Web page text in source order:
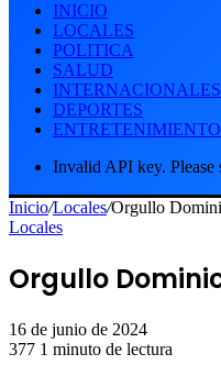
INICIO
LOCALES
POLITICA
SALUD
INTERNACIONALES
DEPORTES
ENTRETENIMIENTO
Invalid API key. Please
Inicio/Locales/Orgullo
Locales
Orgullo
16 de junio de 2024
377 1 minuto de lectura